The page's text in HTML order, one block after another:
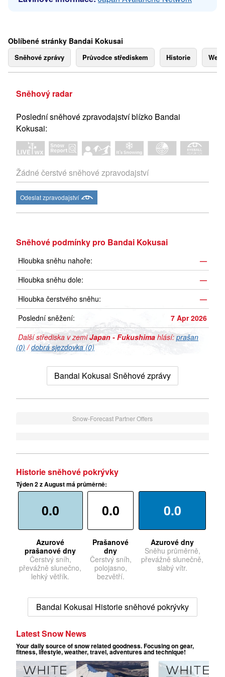
Oblíbené stránky Bandai Kokusai
Sněhové zprávy Průvodce střediskem Historie
Sněhový radar
Poslední sněhové zpravodajství blízko Bandai
Kokusai:
Žádné čerstvé sněhové zpravodajství
Odeslat zpravodajství
Sněhové podmínky pro Bandai Kokusai
Hloubka sněhu nahoře:
—
Hloubka sněhu dole:
—
Hloubka čerstvého sněhu:
—
Poslední sněžení:
7 Apr 2026
Další střediska v zemiJapan - Fukushima hlásí: prašan
(0) /dobrá sjezdovka (0)
Bandai Kokusai Sněhové zprávy
Snow-Forecast Partner Offers
Historie sněhové pokrývky
Týden 2 z August má průměrně:
0.0
Azurové
prašanové dny
Čerstvý sníh,
převážně slunečno,
lehký větřík.
0.0
Prašanové
dny
Čerstvý sníh,
polojasno,
bezvětří.
0.0
Azurové dny
Sněhu průměrně,
převážně slunečně,
slabý vítr.
Bandai Kokusai Historie sněhové pokrývky